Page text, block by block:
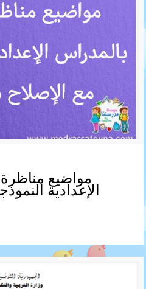
مواضيع مناظرة
الإعدادية